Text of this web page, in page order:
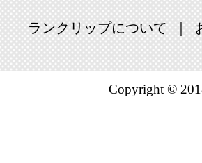
ランクリップについて
Copyright ©